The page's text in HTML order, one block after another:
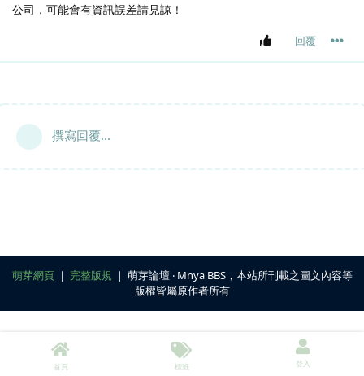
公司，可能會有資訊誤差請見諒！
回覆
撰寫回覆...
萌芽網頁｜ 完整版規 ｜ 萌芽論壇 ‧ Mnya BBS，本站所刊載之圖文內容等
版權皆屬原作者所有
首頁 標籤 登入